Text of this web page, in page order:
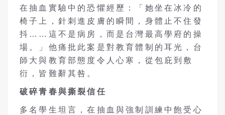
在抽血實驗中的恐懼經歷：「她坐在冰冷的
椅子上，針刺進皮膚的瞬間，身體止不住發
抖……這不是病房，而是台灣最高學府的操
場。」他痛批此案是對教育體制的耳光，台
師大與教育部態度令人心寒，從包庇到敷
衍，皆難辭其咎。
破碎青春與撕裂信任
多名學生坦言，在抽血與強制訓練中飽受心